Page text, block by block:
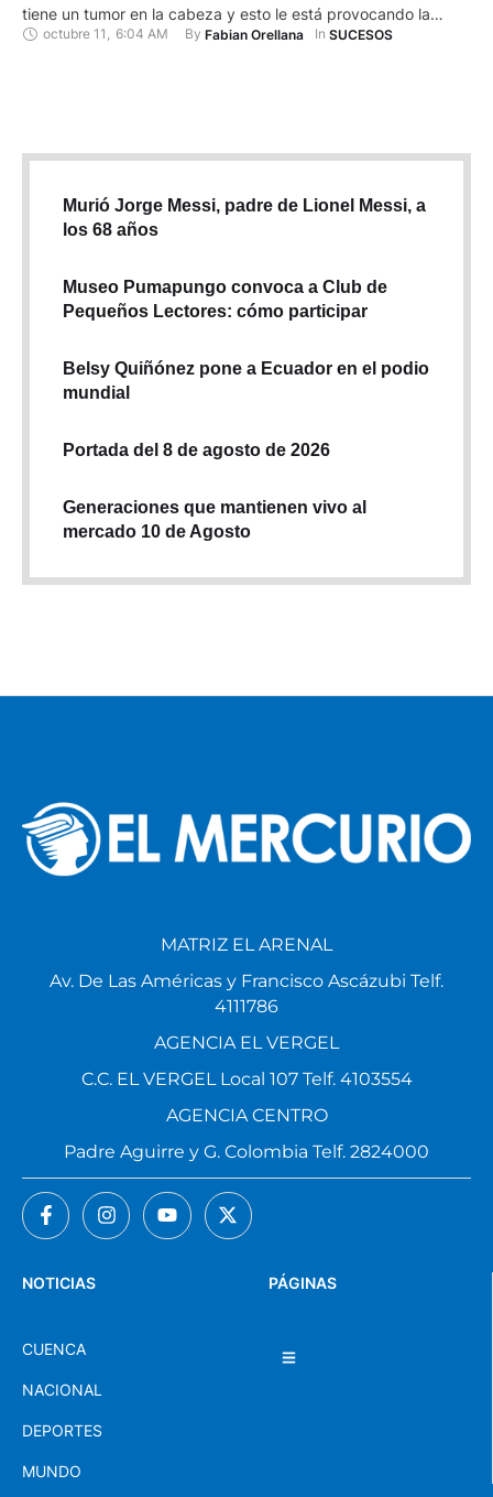
tiene un tumor en la cabeza y esto le está provocando la
pérdida de la vista. Para recaudar fondos, ella y sus allegados
octubre 11 , 6:04 AM By Fabian Orellana In SUCESOS
Murió Jorge Messi, padre de Lionel Messi, a
los 68 años
Museo Pumapungo convoca a Club de
Pequeños Lectores: cómo participar
Belsy Quiñónez pone a Ecuador en el podio
mundial
Portada del 8 de agosto de 2026
Generaciones que mantienen vivo al
mercado 10 de Agosto
PÁGINAS
NOTICIAS
CUENCA
NACIONAL
DEPORTES
MUNDO
MATRIZ EL ARENAL
Av. De Las Américas y Francisco Ascázubi Telf.
4111786
AGENCIA EL VERGEL
C.C. EL VERGEL Local 107 Telf. 4103554
AGENCIA CENTRO
Padre Aguirre y G. Colombia Telf. 2824000